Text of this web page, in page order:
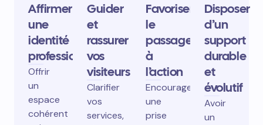
Affirmer
une
identité
professionnelle
Offrir
un
espace
cohérent
Guider
et
rassurer
vos
visiteurs
Clarifier
vos
services,
Favoriser
le
passage
à
l’action
Encourager
une
prise
Disposer
d’un
support
durable
et
évolutif
Avoir
un